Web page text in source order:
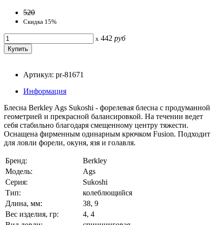
520
Скидка 15%
x 442 руб
Артикул: pr-81671
Информация
Блесна Berkley Ags Sukoshi - форелевая блесна с продуманной
геометрией и прекрасной балансировкой. На течении ведет
себя стабильно благодаря смещенному центру тяжести.
Оснащена фирменным одинарным крючком Fusion. Подходит
для ловли форели, окуня, язя и голавля.
Бренд:
Berkley
Модель:
Ags
Серия:
Sukoshi
Тип:
колеблющийся
Длина, мм:
38, 9
Вес изделия, гр:
4, 4